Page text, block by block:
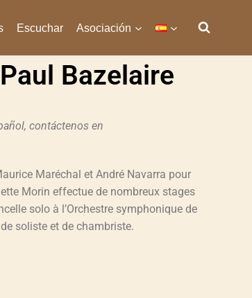
Escuchar Asociación
Bazelaire
contáctenos en
Maréchal et André Navarra pour
Morin effectue de nombreux stages
solo à l’Orchestre symphonique de
soliste et de chambriste.